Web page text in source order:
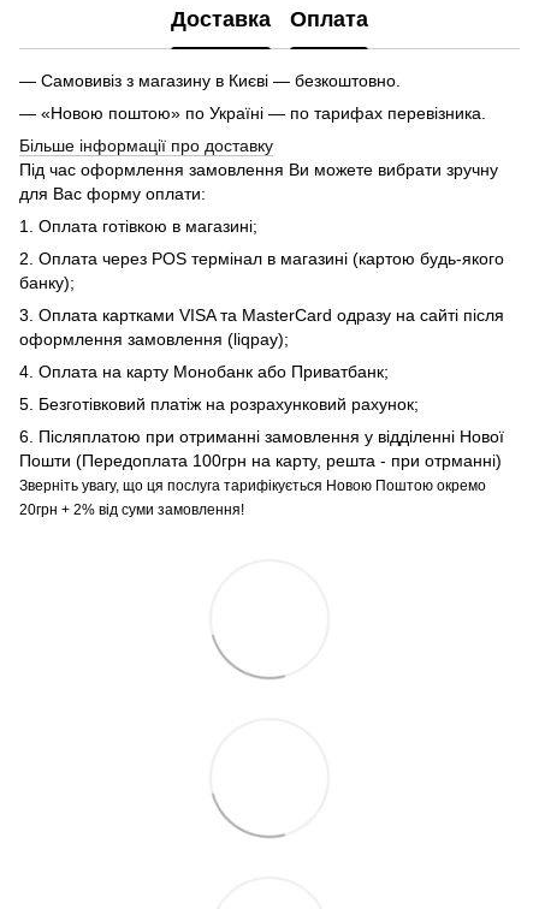
Доставка Оплата
— Самовивіз з магазину в Києві — безкоштовно.
— «Новою поштою» по Україні — по тарифах перевізника.
Більше інформації про доставку
Під час оформлення замовлення Ви можете вибрати зручну
для Вас форму оплати:
1. Оплата готівкою в магазині;
2. Оплата через POS термінал в магазині (картою будь-якого
банку);
3. Оплата картками VISA та MasterCard одразу на сайті після
оформлення замовлення (liqpay);
4. Оплата на карту Монобанк або Приватбанк;
5. Безготівковий платіж на розрахунковий рахунок;
6. Післяплатою при отриманні замовлення у відділенні Нової
Пошти (Передоплата 100грн на карту, решта - при отрманні)
Зверніть увагу, що ця послуга тарифікується Новою Поштою окремо
20грн + 2% від суми замовлення!